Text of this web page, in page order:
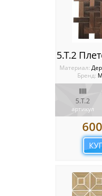
Материал:
Бренд:
5.Т.2
артикул